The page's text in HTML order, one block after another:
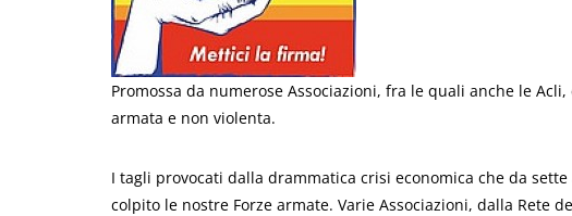
Promossa da numerose Associazioni, fra le quali anche le
armata e non violenta.
I tagli provocati dalla drammatica crisi economica che da
colpito le nostre Forze armate. Varie Associazioni, dalla Rete